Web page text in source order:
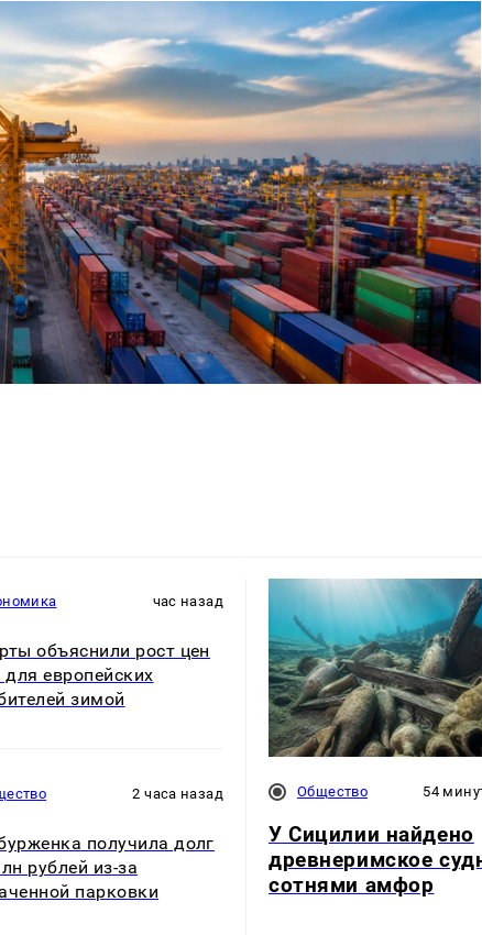
час назад
объяснили рост цен
для европейских
зимой
2 часа назад
получила долг
рублей из-за
парковки
Общество 54
У Сицилии найдено
древнеримское
сотнями амфор